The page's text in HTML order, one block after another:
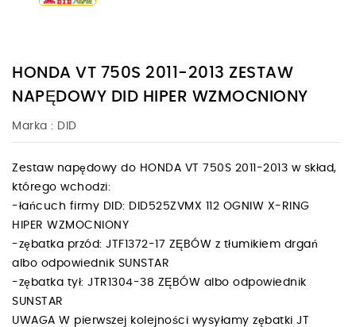
HONDA VT 750S 2011-2013 ZESTAW
NAPĘDOWY DID HIPER WZMOCNIONY
Marka : DID
Zestaw napędowy do HONDA VT 750S 2011-2013 w skład,
którego wchodzi:
-łańcuch firmy DID: DID525ZVMX 112 OGNIW X-RING
HIPER WZMOCNIONY
-zębatka przód: JTF1372-17 ZĘBÓW z tłumikiem drgań
albo odpowiednik SUNSTAR
-zębatka tył: JTR1304-38 ZĘBÓW albo odpowiednik
SUNSTAR
UWAGA W pierwszej kolejności wysyłamy zębatki JT